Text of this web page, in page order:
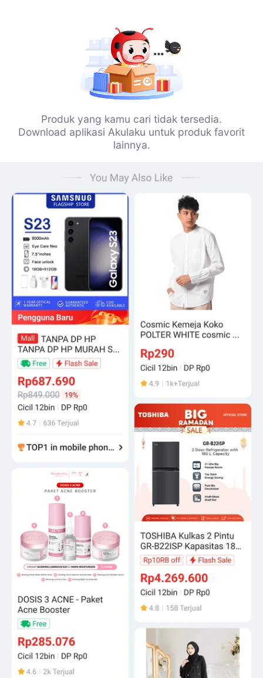
Produk yang kamu cari tidak tersedia.
Download aplikasi Akulaku untuk produk favorit
lainnya.